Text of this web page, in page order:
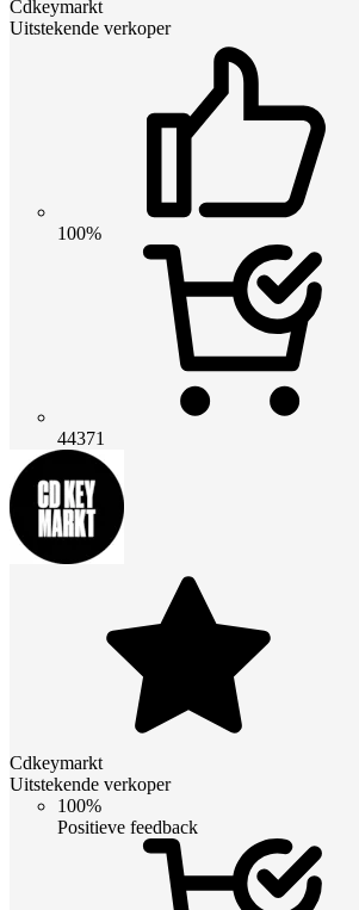
Cdkeymarkt
Uitstekende verkoper
100%
44371
Cdkeymarkt
Uitstekende verkoper
100%
Positieve feedback